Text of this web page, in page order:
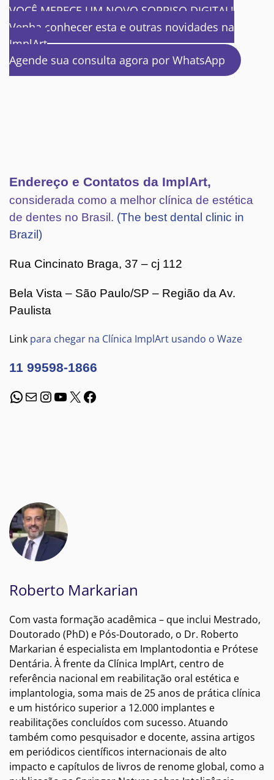
VOCÊ MERECE UM NOVO SORRISO DIGITAL!
Venha conhecer esta e outras novidades na
ImplArt
Agende sua consulta agora por WhatsApp
Endereço e Contatos da ImplArt,
considerada como a melhor clínica de estética
de dentes no Brasil. (The best dental clinic in
Brazil)
Rua Cincinato Braga, 37 – cj 112
Bela Vista – São Paulo/SP – Região da Av.
Paulista
Link para chegar na Clínica ImplArt usando o Waze
11 99598-1866
WhatsApp
E-mailInstagram
Youtube
X Facebook
Roberto Markarian
Com vasta formação acadêmica – que inclui Mestrado,
Doutorado (PhD) e Pós-Doutorado, o Dr. Roberto
Markarian é especialista em Implantodontia e Prótese
Dentária. À frente da Clínica ImplArt, centro de
referência nacional em reabilitação oral estética e
implantologia, soma mais de 25 anos de prática clínica
e um histórico superior a 12.000 implantes e
reabilitações concluídos com sucesso. Atuando
também como pesquisador e docente, assina artigos
em periódicos científicos internacionais de alto
impacto e capítulos de livros de renome global, como a